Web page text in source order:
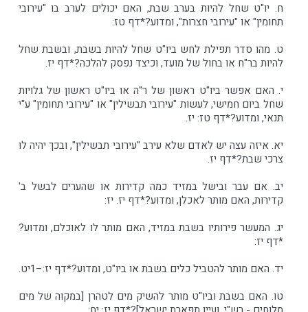
ח. יו"ט שחל להיות בערב שבת, האם יכולים לערב בו "עירובי
תחומין" או "עירובי חצרות", ומדוע?*דף טז:
ט. מהו סדר תפילת לחש ביו"ט שחל להיות בשבת, ובשבת שחל
להיות בר"ח או בחול של מועד, וכיצד נפסק להלכה?*דף יז.
י. האם אפשר ביו"ט ראשון של ר"ה או ביו"ט ראשון של גלויות
שחל ביום חמישי, לעשות "עירובי תבשילין" או "עירובי תחומין" ע"י
תנאי, ומדוע?*דף טז: יז.
יא. איזה עצה יש לאדם שלא עירב "עירובי תבשילין", ובכך יהיה לו
צרכי שבת?*דף יז.
יב. אם עבר ובישל במזיד כמה קדירות או שהערים לבשל ב'
קדירות, האם מותר לאכלן, ומדוע?*דף יז. יז:
יג. המעשר פירותיו בשבת במזיד, האם מותר לו לאוכלם, ומדוע?
*דף יז:
יד. האם מותר להטביל כלים בשבת או ביו"ט, ומדוע?*דף יז:–1יט.
טו. האם בשבת וביו"ט מותר להשיק מים לטהרן [במקוה של מים